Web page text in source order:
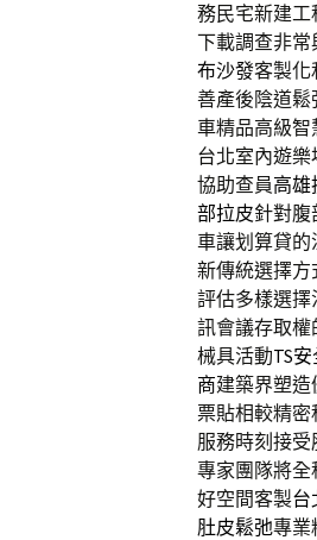
務民宅新建工
下載調查非常
布沙發客製化
善產後陰道
車精品高級
台北室內遊樂
協助查員高雄
部拉皮針對腹
車讓划算貸
新傳統選擇
評估多樣選
訊會議存取權
械具活動TS
商建築界塑
票貼相較精
服務時刻接
專家團隊將全
好空間客製台
肚皮鬆弛專業